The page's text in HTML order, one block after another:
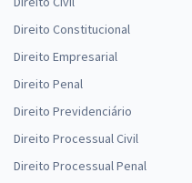
Direito Constitucional
Direito Empresarial
Direito Penal
Direito Previdenciário
Direito Processual Civil
Direito Processual Penal